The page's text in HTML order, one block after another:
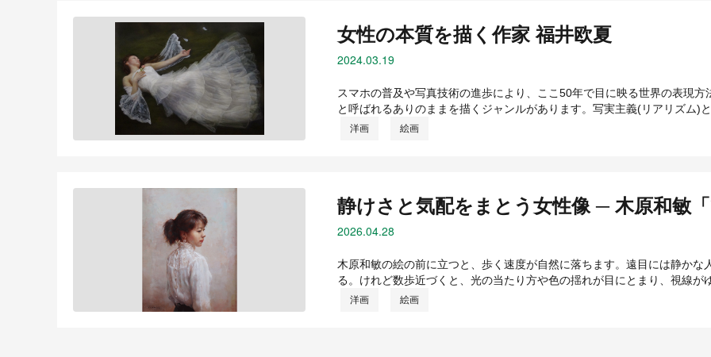
女性の本質を描く作家 福井欧夏
2024.03.19
スマホの普及や写真技術の進歩により、ここ50年で目に映る世界の表現
と呼ばれるありのままを描くジャンルがあります。写実主義(リアリズム
洋画 絵画
静けさと気配をまとう女性像 ─ 木原和敏
2026.04.28
木原和敏の絵の前に立つと、歩く速度が自然に落ちます。遠目には静か
る。けれど数歩近づくと、光の当たり方や色の揺れが目にとまり、視線
洋画 絵画